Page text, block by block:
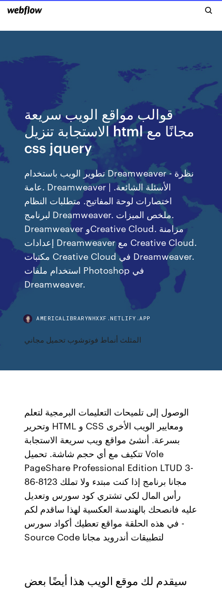
قوالب مواقع الويب سريعة
الاستجابة تنزيل html مجانًا مع
css jquery
تطوير الويب باستخدام Dreamweaver - نظرة
عامة. Dreamweaver | الأسئلة الشائعة.
اختصارات لوحة المفاتيح. متطلبات النظام
لبرنامج Dreamweaver. ملخص الميزات.
Dreamweaver وCreative Cloud. مزامنة
إعدادات Dreamweaver مع Creative Cloud.
مكتبات Creative Cloud في Dreamweaver.
استخدام ملفات Photoshop في
Dreamweaver.
AMERICALIBRARYNHXXF.NETLIFY.APP
المثلث أنماط فوتوشوب تحميل مجاني
الوصول إلى تلميحات التعليمات البرمجية لتعلم
وتحرير HTML و CSS ومعايير الويب الأخرى
بسرعة. أنشئ مواقع ويب سريعة الاستجابة
تتكيف مع أي حجم شاشة. تحميل Vole
PageShare Professional Edition LTUD 3-
86-8123 مجانا برنامج إذا كنت مبتدء ولا تملك
رأس المال لكي تشتري كود سورس وتعديل
عليه فانصحك بالهندسة العكسية لهذا ساقدم لكم
في هذه الحلقة مواقع تعطيك أكواد سورس -
Source Code لتطبيقات أندرويد مجانا
سيقدم لك موقع الويب هذا أيضًا بعض